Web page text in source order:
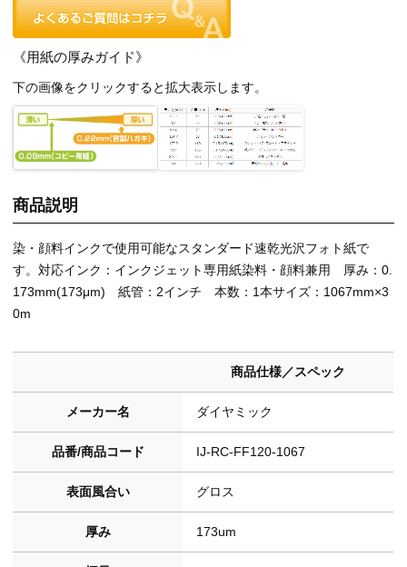
《用紙の厚みガイド》
下の画像をクリックすると拡大表示します。
商品説明
染・顔料インクで使用可能なスタンダード速乾光沢フォト紙で
す。対応インク：インクジェット専用紙染料・顔料兼用 厚み：0.
173mm(173μm) 紙管：2インチ 本数：1本サイズ：1067mm×3
0m
商品仕様／スペック
メーカー名 ダイヤミック
品番/商品コード IJ-RC-FF120-1067
表面風合い グロス
厚み 173um